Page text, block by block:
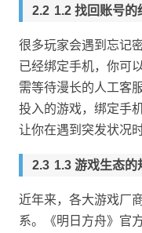
1.2 找回账号的
很多玩家会遇到忘记
已经绑定手机，你可
需等待漫长的人工客
投入的游戏，绑定手
让你在遇到突发状况
1.3 游戏生态的
近年来，各大游戏厂
系。《明日方舟》官